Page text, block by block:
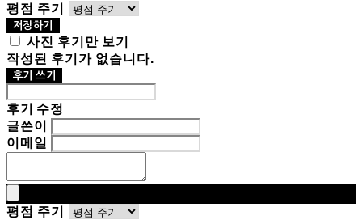
평점 주기
저장하기
사진 후기만 보기
작성된 후기가 없습니다.
후기 쓰기
후기 수정
글쓴이
이메일
평점 주기